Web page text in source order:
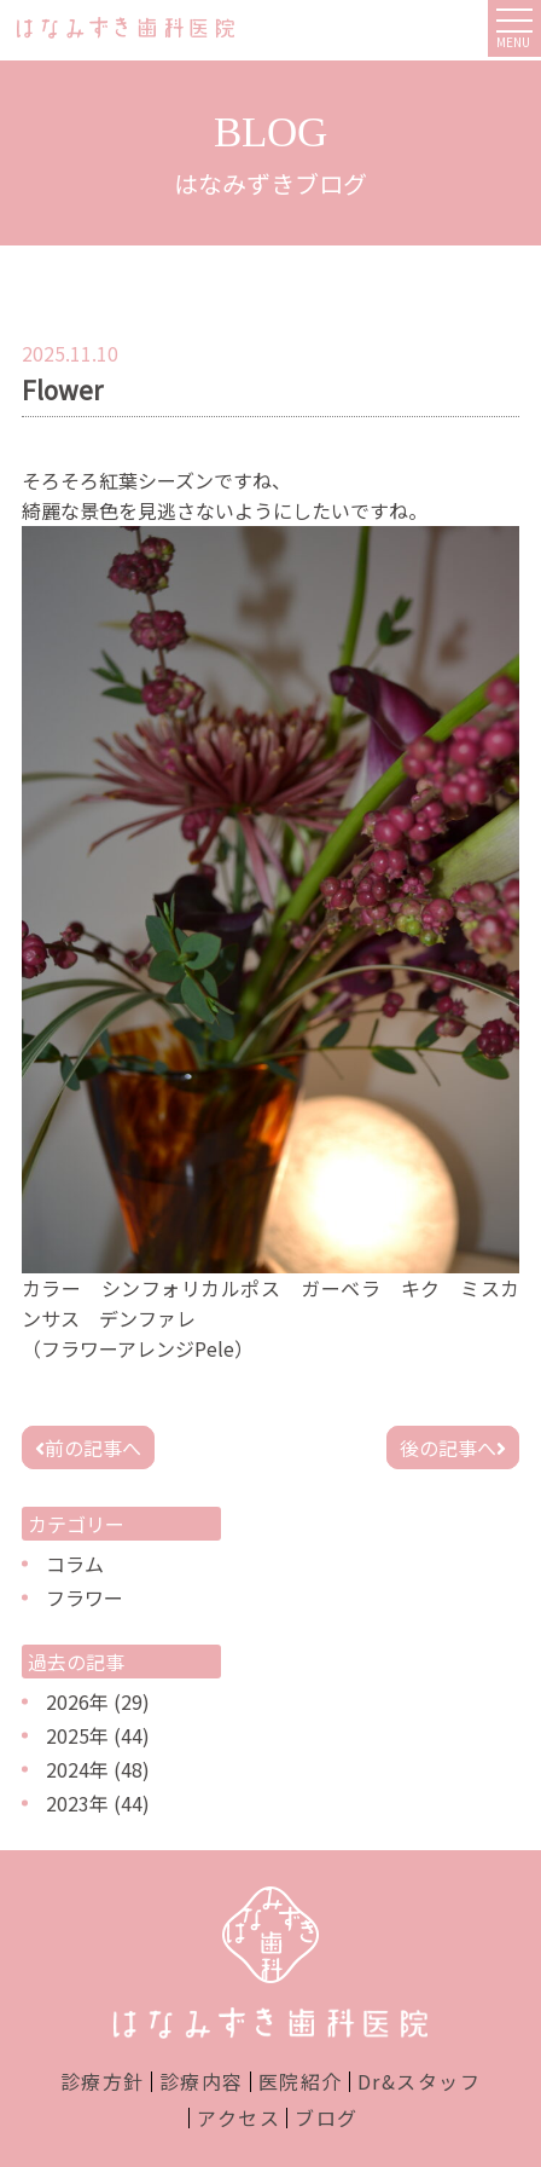
MENU
BLOG
はなみずきブログ
2025.11.10
Flower
そろそろ紅葉シーズンですね、
綺麗な景色を見逃さないようにしたいですね。
カラー シンフォリカルポス ガーベラ キク ミスカ
ンサス デンファレ
（フラワーアレンジPele）
投
稿
ビ
ゲ
ー
シ
ョ
前の記事へ 後の記事へ
カテゴリー
コラム
フラワー
過去の記事
2026年 (29)
2025年 (44)
2024年 (48)
2023年 (44)
診療方針 診療内容 医院紹介
Dr&スタッフ
アクセス
ブログ